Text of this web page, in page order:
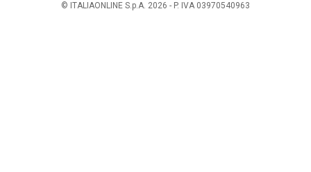
© ITALIAONLINE S.p.A. 2026 - P. IVA 03970540963